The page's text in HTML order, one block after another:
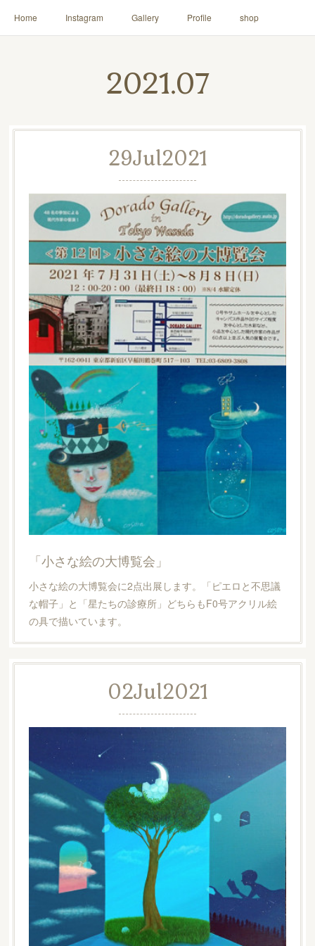
Home Instagram Gallery Profile shop
2021.07
29Jul2021
「小さな絵の大博覧会」
小さな絵の大博覧会に2点出展します。「ピエロと不思議
な帽子」と「星たちの診療所」どちらもF0号アクリル絵
の具で描いています。
02Jul2021